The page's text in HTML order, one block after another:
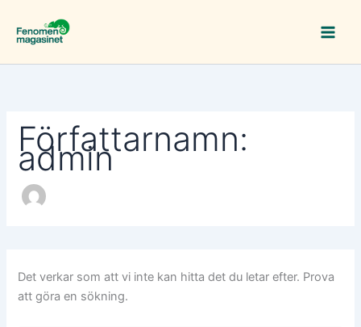
innehåll
Författarnamn:
admin
Det verkar som att vi inte kan hitta det du letar efter. Prova
att göra en sökning.
efter: